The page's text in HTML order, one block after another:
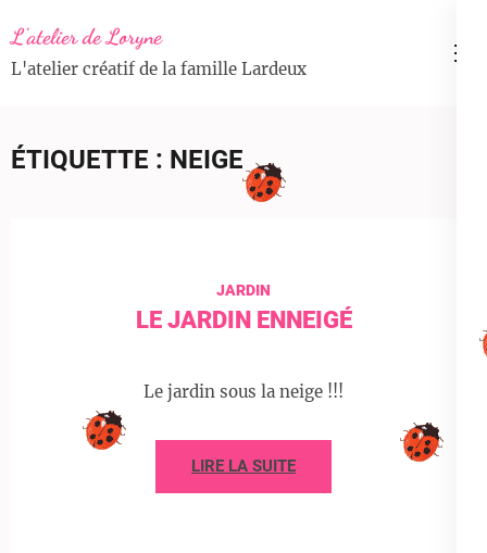
au
contenu
Entrée)
L'atelier de Loryne
L'atelier créatif de la famille Lardeux
ÉTIQUETTE : NEIGE
JARDIN
LE JARDIN ENNEIGÉ
Le jardin sous la neige !!!
LIRE LA SUITE